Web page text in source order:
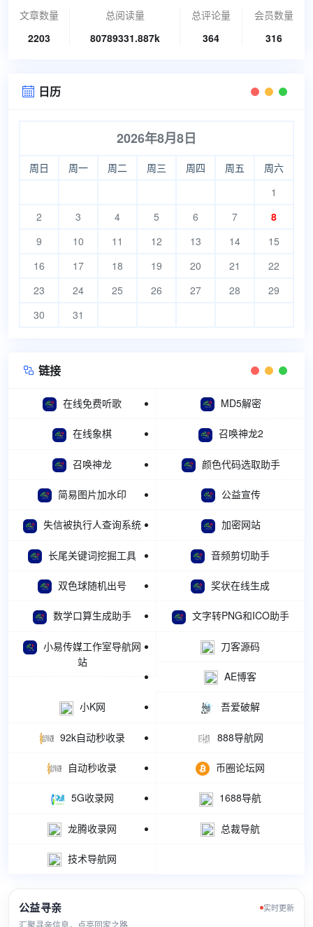
文章数量
2203
总阅读量
80789331.887k
总评论量
364
会员数量
316
 日历
2026年8月8日
周日 周一 周二 周三 周四 周五
周六
1
2
3 4 5 6 7
8
9
10 11 12 13 14
15
16
17 18 19 20 21
22
23
24 25 26 27 28
29
30
31
 链接
在线免费听歌 MD5解密
在线象棋 召唤神龙2
召唤神龙 颜色代码选取助手
简易图片加水印 公益宣传
失信被执行人查询系统 加密网站
长尾关键词挖掘工具 音频剪切助手
双色球随机出号 奖状在线生成
数学口算生成助手 文字转PNG和ICO助手
小易传媒工作室导航网
站
刀客源码
AE博客
小K网 吾爱破解
92k自动秒收录 888导航网
自动秒收录 币圈论坛网
5G收录网 1688导航
龙腾收录网 总裁导航
技术导航网
公益寻亲 实时更新